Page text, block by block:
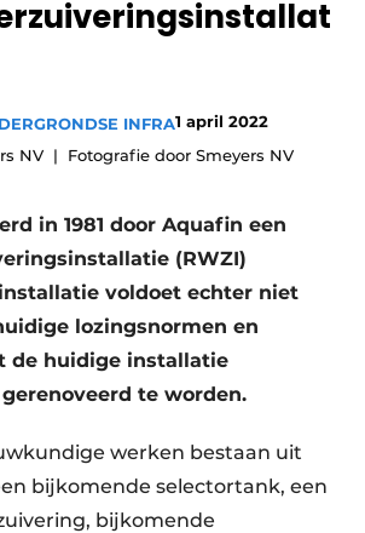
INFRA1 april 2022
NV
Fotografie door Smeyers NV
in 1981 door Aquafin een
(RWZI)
voldoet echter niet
lozingsnormen en
de huidige installatie
te worden.
werken bestaan uit
bijkomende selectortank, een
bijkomende